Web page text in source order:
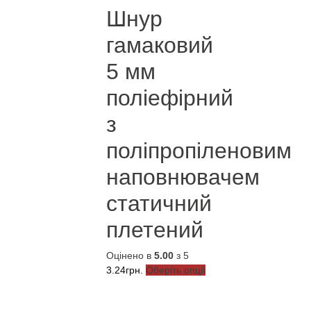
Шнур
гамаковий
5 мм
поліефірний
з
поліпропіленовим
наповнювачем
статичний
плетений
Оцінено в 5.00 з 5
3.24грн. Оберіть опціїЦей